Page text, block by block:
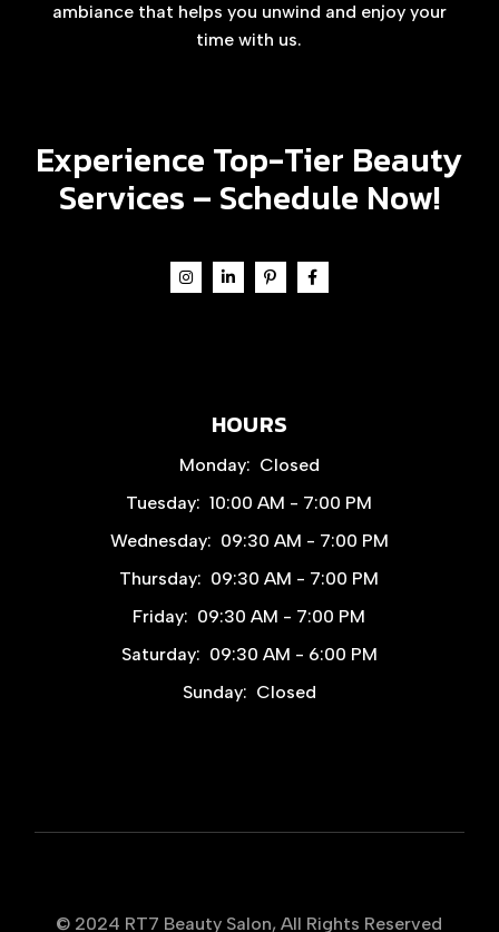
ambiance that helps you unwind and enjoy your
time with us.
Experience Top-Tier Beauty
Services – Schedule Now!
HOURS
Monday: Closed
Tuesday: 10:00 AM - 7:00 PM
Wednesday: 09:30 AM - 7:00 PM
Thursday: 09:30 AM - 7:00 PM
Friday: 09:30 AM - 7:00 PM
Saturday: 09:30 AM - 6:00 PM
Sunday: Closed
© 2024 RT7 Beauty Salon, All Rights Reserved